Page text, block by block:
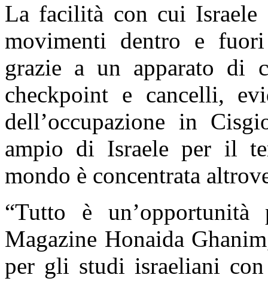
La facilità con cui
movimenti dentro e
grazie a un apparato di
checkpoint e cancelli,
dell’occupazione in
ampio di Israele per il
mondo è concentrata
“Tutto è
Magazine Honaida
per gli studi israeliani con